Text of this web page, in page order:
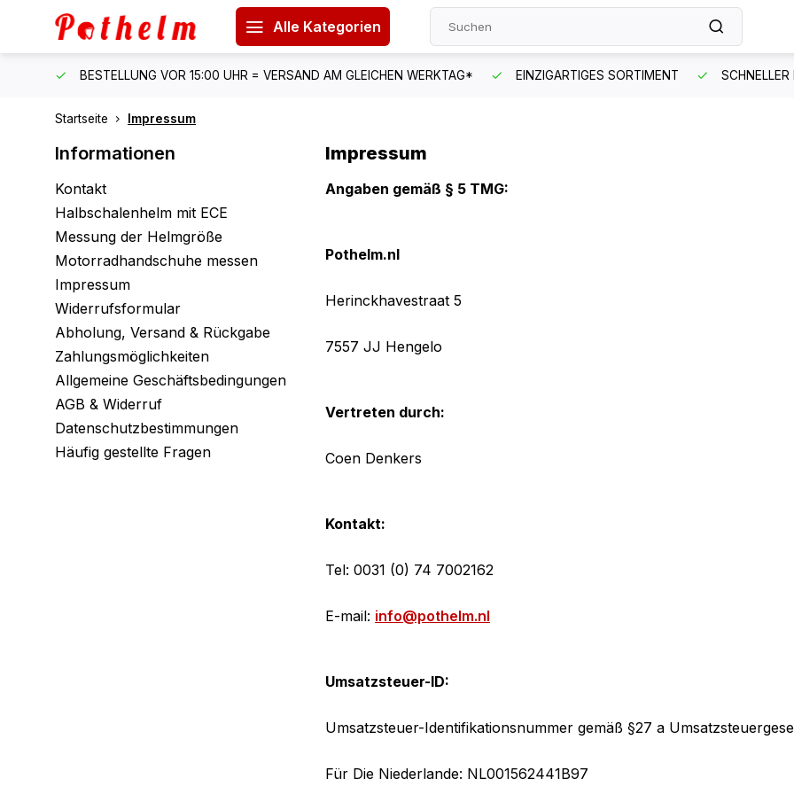
Alle Kategorien
BESTELLUNG VOR 15:00 UHR = VERSAND AM GLEICHEN WERKTAG* EINZIGARTIGES SORTIMENT
Startseite Impressum
Informationen
Kontakt
Halbschalenhelm mit ECE
Messung der Helmgröße
Motorradhandschuhe messen
Impressum
Widerrufsformular
Abholung, Versand & Rückgabe
Zahlungsmöglichkeiten
Allgemeine Geschäftsbedingungen
AGB & Widerruf
Datenschutzbestimmungen
Häufig gestellte Fragen
Impressum
Angaben gemäß § 5 TMG:
Pothelm.nl
Herinckhavestraat 5
7557 JJ Hengelo
Vertreten durch:
Coen Denkers
Kontakt:
Tel: 0031 (0) 74 7002162
E-mail: info@pothelm.nl
Umsatzsteuer-ID:
Umsatzsteuer-Identifikationsnummer gemäß §27 a
Für Die Niederlande: NL001562441B97